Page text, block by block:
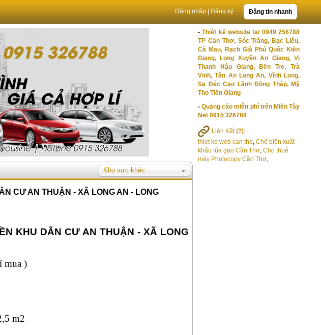
Đăng tin nhanh
Đăng nhập Đăng ký
-Thiết kế website tại 0949 256788
TP Cần Thơ, Sóc Trăng, Bạc Liêu,
Cà Mau, Rạch Giá Phú Quốc Kiên
Giang, Long Xuyên An Giang, Vị
Thanh Hậu Giang, Bến Tre, Trà
Vinh, Tân An Long An, Vĩnh Long,
Sa Đéc Cao Lãnh Đồng Tháp, Mỹ
Tho Tiền Giang
-Quảng cáo miễn phí trên Miền Tây
Net 0915 326788
Liên Kết(?):
thiet ke web can tho, Chế biến xuất
khẩu lúa gạo Cần Thơ, Cho thuê
máy Photocopy Cần Thơ,
Khu vực khác
CƯ AN THUẬN - XÃ LONG AN - LONG
KHU DÂN CƯ AN THUẬN - XÃ LONG
mua )
m2